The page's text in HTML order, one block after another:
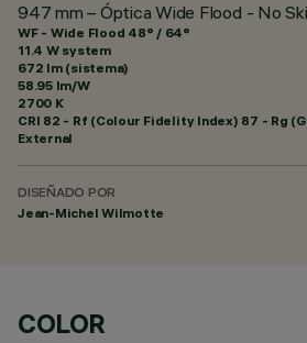
947 mm – Óptica Wide Flood - No
WF - Wide Flood 48° / 64°
11.4 W system
672 lm (sistema)
58.95 lm/W
2700 K
CRI 82 - Rf (Colour Fidelity Index) 87 - Rg
External
DISEÑADO POR
Jean-Michel Wilmotte
COLOR